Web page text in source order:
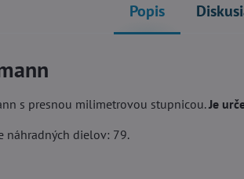
Popis
s presnou milimetrovou stupnicou.Je
náhradných dielov: 79.